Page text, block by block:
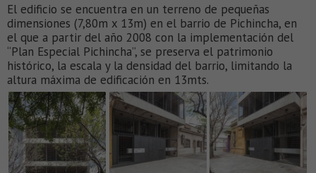
El edificio se encuentra en un terreno de pequeñas
dimensiones (7,80m x 13m) en el barrio de Pichincha, en
el que a partir del año 2008 con la implementación del
“Plan Especial Pichincha”, se preserva el patrimonio
histórico, la escala y la densidad del barrio, limitando la
altura máxima de edificación en 13mts.